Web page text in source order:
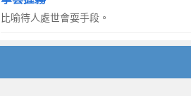
比喻待人處世會耍手段。